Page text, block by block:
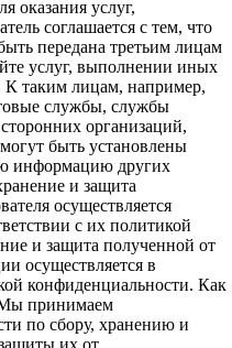
оказания услуг,
соглашается с тем, что
передана третьим лицам
услуг, выполнении иных
К таким лицам, например,
службы, службы
организаций,
быть установлены
информацию других
и защита
осуществляется
с их политикой
и защита полученной от
осуществляется в
конфиденциальности. Как
принимаем
по сбору, хранению и